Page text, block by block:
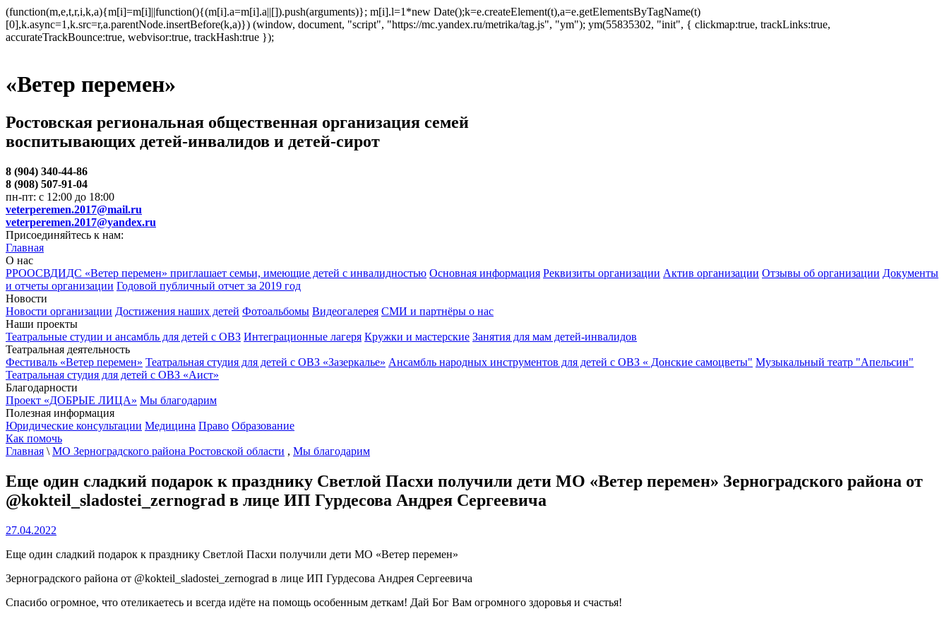
(function(m,e,t,r,i,k,a){m[i]=m[i]||function(){(m[i].a=m[i].a||[]).push(arguments)}; m[i].l=1*new Date();k=e.createElement(t),a=e.getElementsByTagName(t)
[0],k.async=1,k.src=r,a.parentNode.insertBefore(k,a)}) (window, document, "script", "https://mc.yandex.ru/metrika/tag.js", "ym"); ym(55835302, "init", { clickmap:true, trackLinks:true,
accurateTrackBounce:true, webvisor:true, trackHash:true });
«Ветер перемен»
Ростовская региональная общественная организация семей
воспитывающих детей-инвалидов и детей-сирот
8 (904) 340-44-86
8 (908) 507-91-04
пн-пт: с 12:00 до 18:00
veterperemen.2017@mail.ru
veterperemen.2017@yandex.ru
Присоединяйтесь к нам:
Главная
О нас
РРООСВДИДС «Ветер перемен» приглашает семьи, имеющие детей с инвалидностью Основная информация Реквизиты организации Актив организации Отзывы об организации Документы
и отчеты организации Годовой публичный отчет за 2019 год
Новости
Новости организации Достижения наших детей Фотоальбомы Видеогалерея СМИ и партнёры о нас
Наши проекты
Театральные студии и ансамбль для детей с ОВЗ Интеграционные лагеря Кружки и мастерские Занятия для мам детей-инвалидов
Театральная деятельность
Фестиваль «Ветер перемен» Театральная студия для детей с ОВЗ «Зазеркалье» Ансамбль народных инструментов для детей с ОВЗ « Донские самоцветы" Музыкальный театр "Апельсин"
Театральная студия для детей с ОВЗ «Аист»
Благодарности
Проект «ДОБРЫЕ ЛИЦА» Мы благодарим
Полезная информация
Юридические консультации Медицина Право Образование
Как помочь
Главная \ МО Зерноградского района Ростовской области , Мы благодарим
Еще один сладкий подарок к празднику Светлой Пасхи получили дети МО «Ветер перемен» Зерноградского района от
@kokteil_sladostei_zernograd в лице ИП Гурдесова Андрея Сергеевича
27.04.2022
Еще один сладкий подарок к празднику Светлой Пасхи получили дети МО «Ветер перемен»
Зерноградского района от @kokteil_sladostei_zernograd в лице ИП Гурдесова Андрея Сергеевича
Спасибо огромное, что отеликаетесь и всегда идёте на помощь особенным деткам! Дай Бог Вам огромного здоровья и счастья!